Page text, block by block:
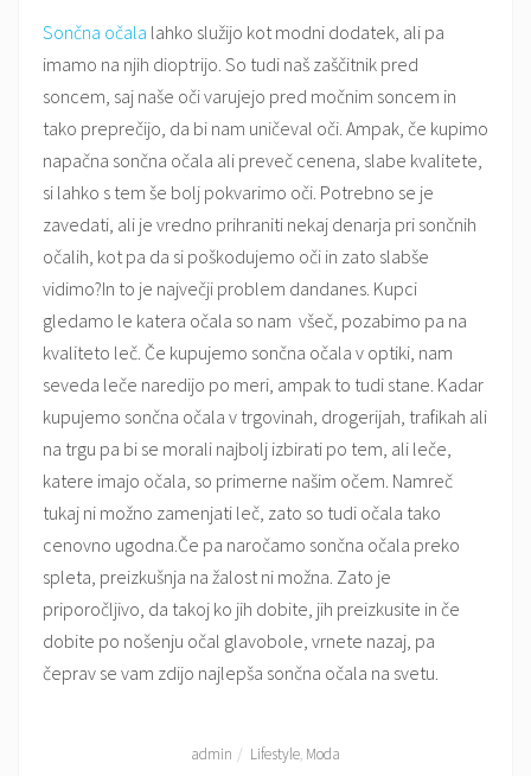
Sončna očala lahko služijo kot modni dodatek, ali pa
imamo na njih dioptrijo. So tudi naš zaščitnik pred
soncem, saj naše oči varujejo pred močnim soncem in
tako preprečijo, da bi nam uničeval oči. Ampak, če kupimo
napačna sončna očala ali preveč cenena, slabe kvalitete,
si lahko s tem še bolj pokvarimo oči. Potrebno se je
zavedati, ali je vredno prihraniti nekaj denarja pri sončnih
očalih, kot pa da si poškodujemo oči in zato slabše
vidimo?In to je največji problem dandanes. Kupci
gledamo le katera očala so nam všeč, pozabimo pa na
kvaliteto leč. Če kupujemo sončna očala v optiki, nam
seveda leče naredijo po meri, ampak to tudi stane. Kadar
kupujemo sončna očala v trgovinah, drogerijah, trafikah ali
na trgu pa bi se morali najbolj izbirati po tem, ali leče,
katere imajo očala, so primerne našim očem. Namreč
tukaj ni možno zamenjati leč, zato so tudi očala tako
cenovno ugodna.Če pa naročamo sončna očala preko
spleta, preizkušnja na žalost ni možna. Zato je
priporočljivo, da takoj ko jih dobite, jih preizkusite in če
dobite po nošenju očal glavobole, vrnete nazaj, pa
čeprav se vam zdijo najlepša sončna očala na svetu.
admin Lifestyle, Moda